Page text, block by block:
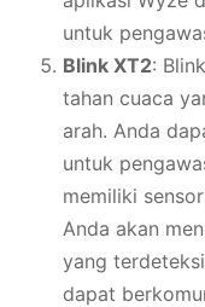
untuk
Blink XT2:
tahan cuaca
arah. Anda
untuk
memiliki
Anda akan
yang
dapat